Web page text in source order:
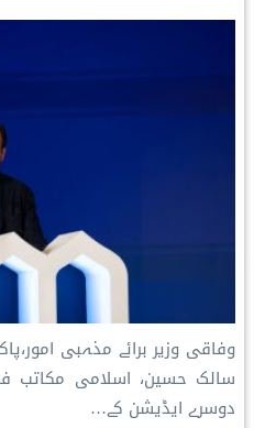
وفاقی وزیر برائے مذہبی
سالک حسین، اسلامی مکاتب
دوسرے ایڈیشن کے…